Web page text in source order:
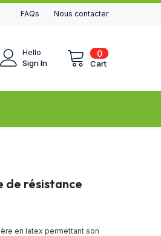
FAQs Nous contacter
00
items
Cart
Hello
Sign In
de résistance
en latex permettant son